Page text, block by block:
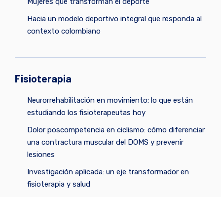
Hacia un modelo deportivo integral que responda al
contexto colombiano
Fisioterapia
Neurorrehabilitación en movimiento: lo que están
estudiando los fisioterapeutas hoy
Dolor poscompetencia en ciclismo: cómo diferenciar
una contractura muscular del DOMS y prevenir
lesiones
Investigación aplicada: un eje transformador en
fisioterapia y salud